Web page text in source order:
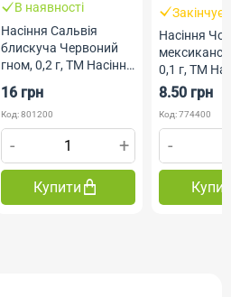
В наявності
Насіння Сальвія
блискуча Червоний
гном, 0,2 г, ТМ Насіння
16 грн
Код: 801200
- +
Купити
Насіння
0,1 г, ТМ
України
8.50 грн
Код: 774400
-